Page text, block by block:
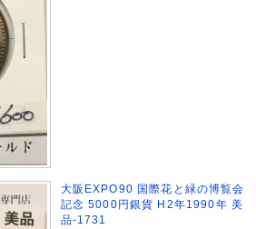
大阪EXPO90 国際花と緑の博覧会
記念 5000円銀貨 H2年1990年 美
品-1731